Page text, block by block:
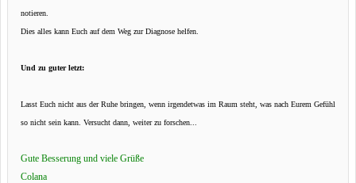
notieren.
Dies alles kann Euch auf dem Weg zur Diagnose helfen.
Und zu guter letzt:
Lasst Euch nicht aus der Ruhe bringen, wenn irgendetwas im Raum steht, was nach Eurem Gefühl
so nicht sein kann. Versucht dann, weiter zu forschen...
Gute Besserung und viele Grüße
Colana